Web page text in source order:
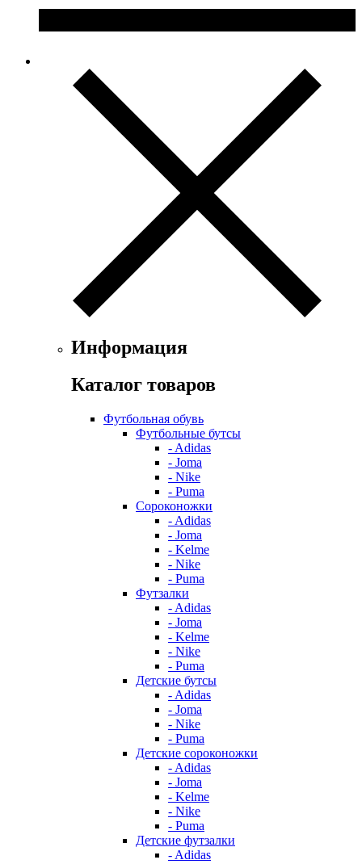
Информация
Каталог товаров
Футбольная обувь
Футбольные бутсы
- Adidas
- Joma
- Nike
- Puma
Сороконожки
- Adidas
- Joma
- Kelme
- Nike
- Puma
Футзалки
- Adidas
- Joma
- Kelme
- Nike
- Puma
Детские бутсы
- Adidas
- Joma
- Nike
- Puma
Детские сороконожки
- Adidas
- Joma
- Kelme
- Nike
- Puma
Детские футзалки
- Adidas